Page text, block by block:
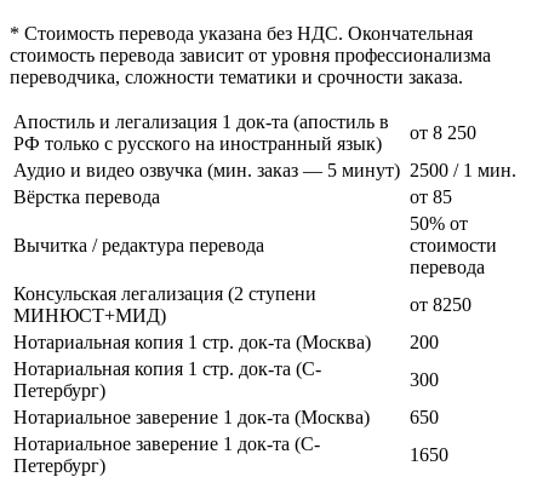
* Стоимость перевода указана без НДС. Окончательная
стоимость перевода зависит от уровня профессионализма
переводчика, сложности тематики и срочности заказа.
Апостиль и легализация 1 док-та (апостиль в
РФ только с русского на иностранный язык)
от 8 250
Аудио и видео озвучка (мин. заказ — 5 минут) 2500 / 1 мин.
Вёрстка перевода
от 85
Вычитка / редактура перевода
50% от
стоимости
перевода
Консульская легализация (2 ступени
МИНЮСТ+МИД)
от 8250
Нотариальная копия 1 стр. док-та (Москва)
200
Нотариальная копия 1 стр. док-та (С-
Петербург)
300
Нотариальное заверение 1 док-та (Москва)
650
Нотариальное заверение 1 док-та (С-
Петербург)
1650